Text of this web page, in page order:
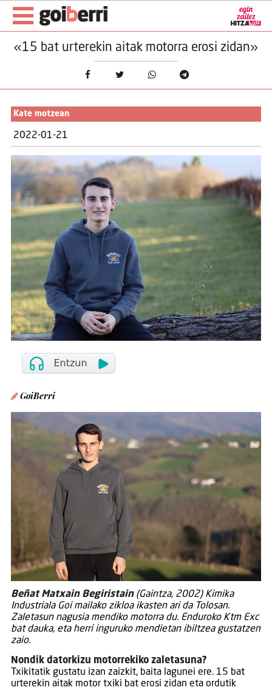
«15 bat urterekin aitak motorra erosi zidan»
Kate motzean
2022-01-21
GoiBerri
Beñat Matxain Begiristain(Gaintza, 2002) Kimika
Industriala Goi mailako zikloa ikasten ari da Tolosan.
Zaletasun nagusia mendiko motorra du. Enduroko Ktm Exc
bat dauka, eta herri inguruko mendietan ibiltzea gustatzen
zaio.
Nondik datorkizu motorrekiko zaletasuna?
Txikitatik gustatu izan zaizkit, baita lagunei ere. 15 bat
urterekin aitak motor txiki bat erosi zidan eta ordutik